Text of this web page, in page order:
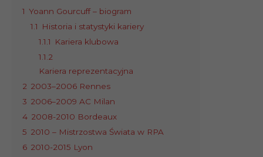
1 Yoann Gourcuff – biogram
1.1
Historia i statystyki kariery
1.1.1
Kariera klubowa
1.1.2
Kariera reprezentacyjna
2 2003–2006 Rennes
3 2006–2009 AC Milan
4 2008-2010 Bordeaux
5 2010 – Mistrzostwa Świata w RPA
6 2010-2015 Lyon